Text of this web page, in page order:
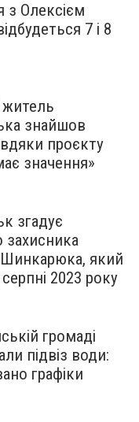
з Олексієм
7 і 8
житель
знайшов
проєкту
значення»
згадує
захисника
який
2023 року
громаді
підвіз води:
графіки